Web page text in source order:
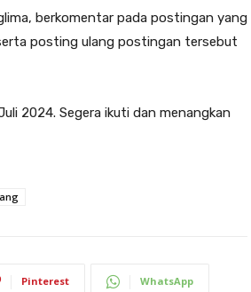
berkomentar pada postingan yang
posting ulang postingan tersebut
2024. Segera ikuti dan menangkan
Pinterest WhatsApp